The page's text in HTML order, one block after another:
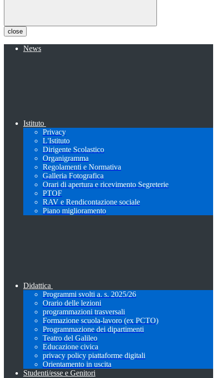
close
News
Istituto
Privacy
L'Istituto
Dirigente Scolastico
Organigramma
Regolamenti e Normativa
Galleria Fotografica
Orari di apertura e ricevimento Segreterie
PTOF
RAV e Rendicontazione sociale
Piano miglioramento
Didattica
Programmi svolti a. s. 2025/26
Orario delle lezioni
programmazioni trasversali
Formazione scuola-lavoro (ex PCTO)
Programmazione dei dipartimenti
Teatro del Galileo
Educazione civica
privacy policy piattaforme digitali
Orientamento in uscita
Studenti/esse e Genitori